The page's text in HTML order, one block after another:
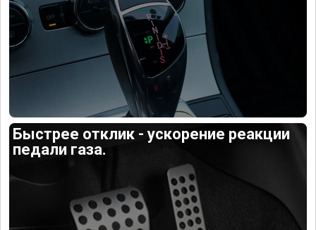
Быстрее отклик - ускорение реакции
педали газа.